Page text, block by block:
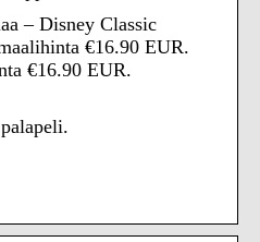
– Disney Classic
€16.90 EUR.
€16.90 EUR.